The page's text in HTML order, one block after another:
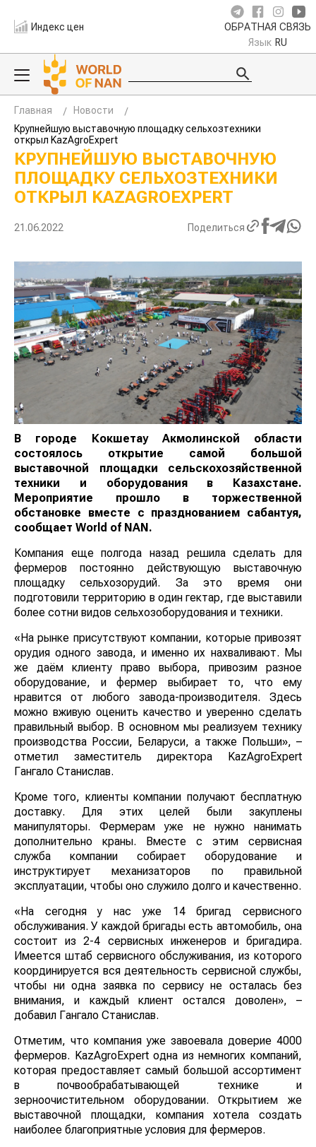
Индекс цен ОБРАТНАЯ СВЯЗЬ
Язык RU
Главная
Новости
Крупнейшую выставочную площадку сельхозтехники
открыл KazAgroExpert
КРУПНЕЙШУЮ ВЫСТАВОЧНУЮ
ПЛОЩАДКУ СЕЛЬХОЗТЕХНИКИ
ОТКРЫЛ KAZAGROEXPERT
21.06.2022 Поделиться
В городе Кокшетау Акмолинской области
состоялось открытие самой большой
выставочной площадки сельскохозяйственной
техники и оборудования в Казахстане.
Мероприятие прошло в торжественной
обстановке вместе с празднованием сабантуя,
сообщает World of NAN.
Компания еще полгода назад решила сделать для
фермеров постоянно действующую выставочную
площадку сельхозорудий. За это время они
подготовили территорию в один гектар, где выставили
более сотни видов сельхозоборудования и техники.
«На рынке присутствуют компании, которые привозят
орудия одного завода, и именно их нахваливают. Мы
же даём клиенту право выбора, привозим разное
оборудование, и фермер выбирает то, что ему
нравится от любого завода-производителя. Здесь
можно вживую оценить качество и уверенно сделать
правильный выбор. В основном мы реализуем технику
производства России, Беларуси, а также Польши», –
отметил заместитель директора KazAgroExpert
Гангало Станислав.
Кроме того, клиенты компании получают бесплатную
доставку. Для этих целей были закуплены
манипуляторы. Фермерам уже не нужно нанимать
дополнительно краны. Вместе с этим сервисная
служба компании собирает оборудование и
инструктирует механизаторов по правильной
эксплуатации, чтобы оно служило долго и качественно.
«На сегодня у нас уже 14 бригад сервисного
обслуживания. У каждой бригады есть автомобиль, она
состоит из 2-4 сервисных инженеров и бригадира.
Имеется штаб сервисного обслуживания, из которого
координируется вся деятельность сервисной службы,
чтобы ни одна заявка по сервису не осталась без
внимания, и каждый клиент остался доволен», –
добавил Гангало Станислав.
Отметим, что компания уже завоевала доверие 4000
фермеров. KazAgroExpert одна из немногих компаний,
которая предоставляет самый большой ассортимент
в почвообрабатывающей технике и
зерноочистительном оборудовании. Открытием же
выставочной площадки, компания хотела создать
наиболее благоприятные условия для фермеров.